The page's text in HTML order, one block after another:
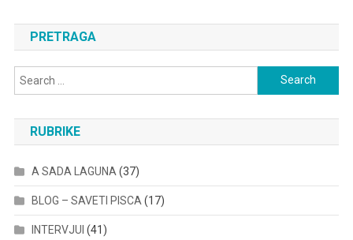
PRETRAGA
Search
for:
RUBRIKE
A SADA LAGUNA (37)
BLOG – SAVETI PISCA (17)
INTERVJUI (41)